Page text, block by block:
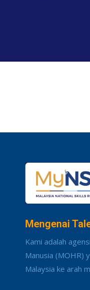
Mengenai
Kami adalah
Manusia (MOHR)
Malaysia ke arah